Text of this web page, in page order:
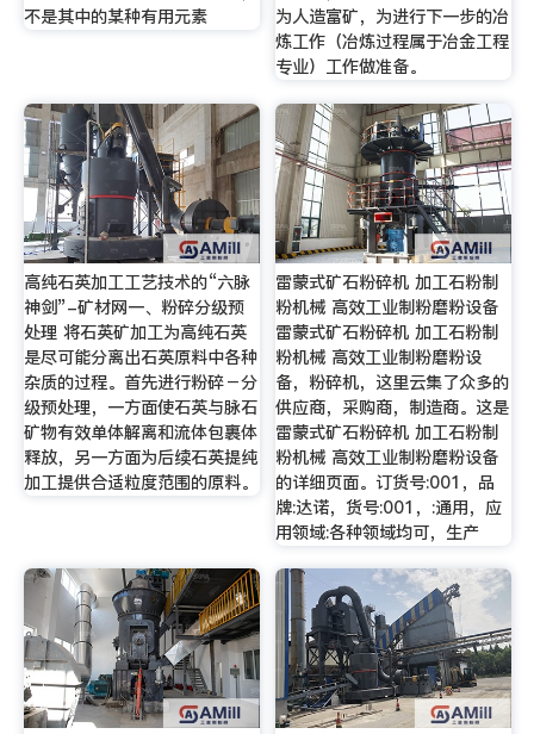
不是其中的某种有用元素
为人造富矿，为进行下一步的冶
炼工作（冶炼过程属于冶金工程
专业）工作做准备。
高纯石英加工工艺技术的“六脉
神剑”-矿材网一、粉碎分级预
处理 将石英矿加工为高纯石英
是尽可能分离出石英原料中各种
杂质的过程。首先进行粉碎－分
级预处理，一方面使石英与脉石
矿物有效单体解离和流体包裹体
释放，另一方面为后续石英提纯
加工提供合适粒度范围的原料。
雷蒙式矿石粉碎机 加工石粉制
粉机械 高效工业制粉磨粉设备
雷蒙式矿石粉碎机 加工石粉制
粉机械 高效工业制粉磨粉设
备，粉碎机，这里云集了众多的
供应商，采购商，制造商。这是
雷蒙式矿石粉碎机 加工石粉制
粉机械 高效工业制粉磨粉设备
的详细页面。订货号:001，品
牌:达诺，货号:001，:通用，应
用领域:各种领域均可，生产